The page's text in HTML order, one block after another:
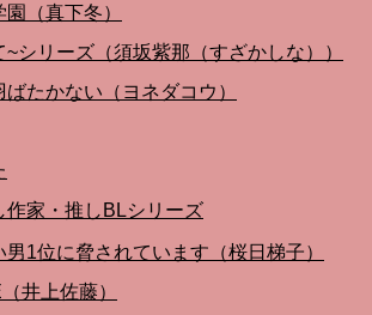
（真下冬）
シリーズ（須坂紫那（すざかしな））
たかない（ヨネダコウ）
作家・推しBLシリーズ
1位に脅されています（桜日梯子）
井上佐藤）